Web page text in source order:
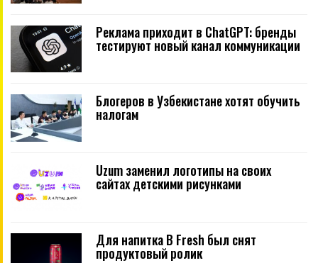
Реклама приходит в ChatGPT: бренды
тестируют новый канал коммуникации
Блогеров в Узбекистане хотят обучить
налогам
Uzum заменил логотипы на своих
сайтах детскими рисунками
Для напитка B Fresh был снят
продуктовый ролик